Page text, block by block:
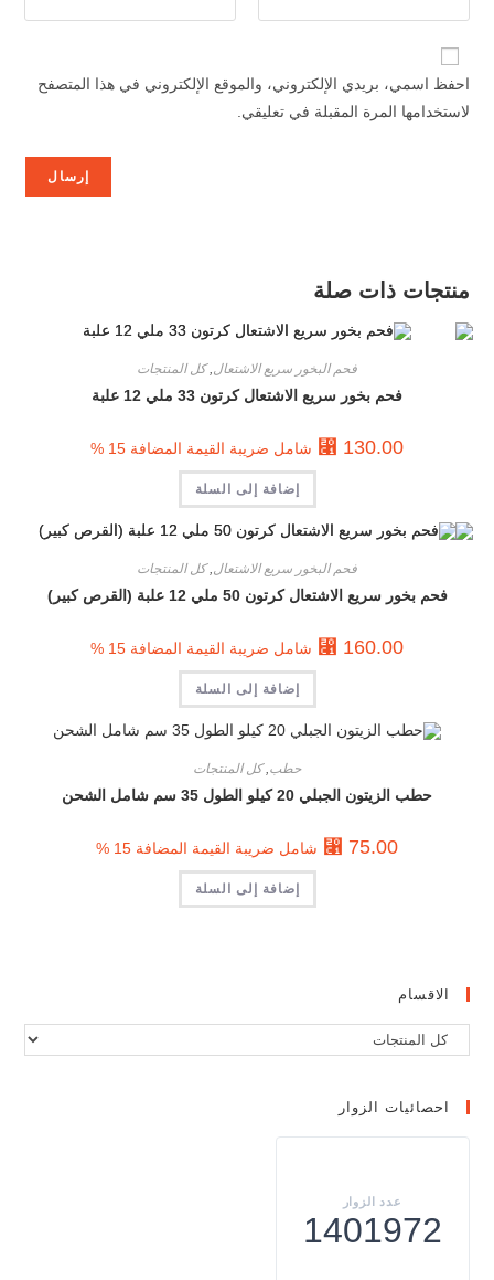
احفظ اسمي، بريدي الإلكتروني، والموقع الإلكتروني في هذا المتصفح
لاستخدامها المرة المقبلة في تعليقي.
منتجات ذات صلة
فحم البخور سريع الاشتعال,كل المنتجات
فحم بخور سريع الاشتعال كرتون 33 ملي 12 علبة
⃁ 130.00 شامل ضريبة القيمة المضافة 15 %
إضافة إلى السلة
فحم البخور سريع الاشتعال,كل المنتجات
فحم بخور سريع الاشتعال كرتون 50 ملي 12 علبة (القرص كبير)
⃁ 160.00 شامل ضريبة القيمة المضافة 15 %
إضافة إلى السلة
حطب ,كل المنتجات
حطب الزيتون الجبلي 20 كيلو الطول 35 سم شامل الشحن
⃁ 75.00 شامل ضريبة القيمة المضافة 15 %
إضافة إلى السلة
الاقسام
احصائيات الزوار
1401972